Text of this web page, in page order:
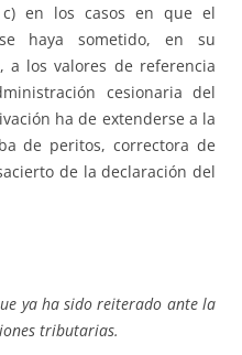
en los casos en que el
haya sometido, en su
a los valores de referencia
cesionaria del
ha de extenderse a la
de peritos, correctora de
de la declaración del
ya ha sido reiterado ante la
tributarias.